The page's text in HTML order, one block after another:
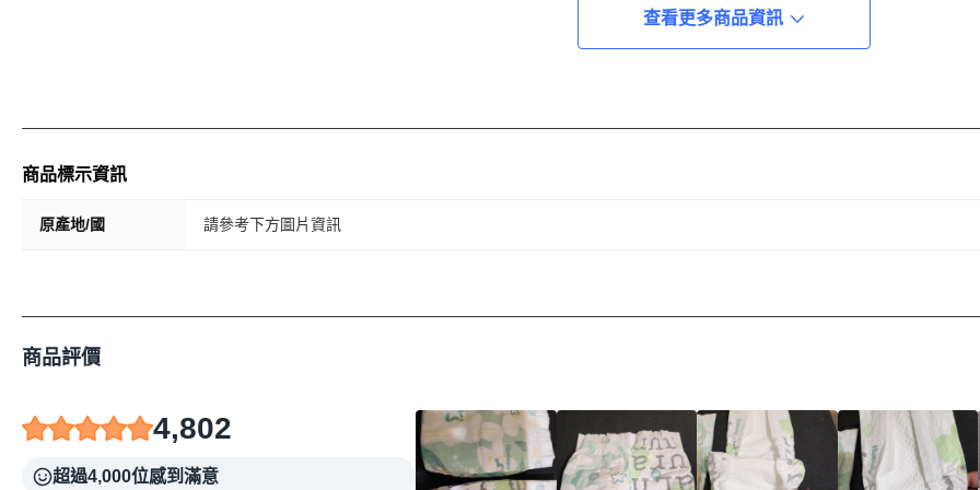
查看更多商品資訊
商品標示資訊
原產地/國 請參考下方圖片資訊
商品評價
4,802
超過4,000位感到滿意